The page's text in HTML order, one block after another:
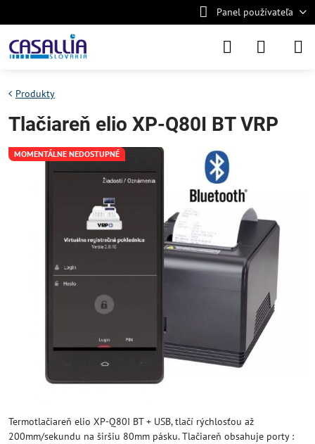
Panel používateľa
MOMENTÁLNE NEDOSTUPNÉ
Produkty
Tlačiareň elio XP-Q80I BT VRP
Termotlačiareň elio XP-Q80I BT + USB, tlačí rýchlosťou až
200mm/sekundu na širšiu 80mm pásku. Tlačiareň obsahuje porty :